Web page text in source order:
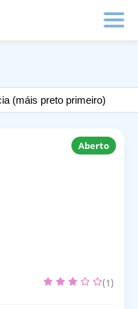
Aberto
(1)